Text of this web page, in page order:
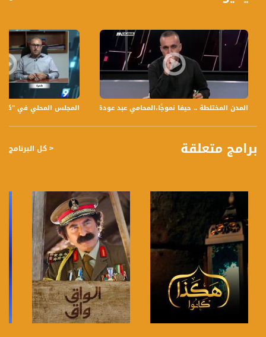
المجلس المحلي في "كفارالمدن المختلطة .. حيفا نموجًا،المحامي عبد عودة ،مترو الصحافة،30-10-2018،مساواة
برامج متعلقة < كل البرنامج